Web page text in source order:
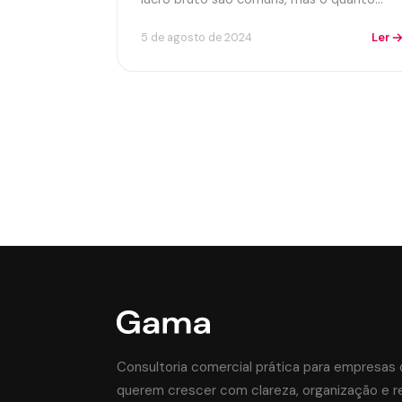
5 de agosto de 2024 Ler
Consultoria comercial prática para empresas
querem crescer com clareza, organização e